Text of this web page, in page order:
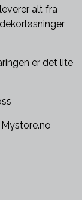
alt fra
er det lite
Mystore.no